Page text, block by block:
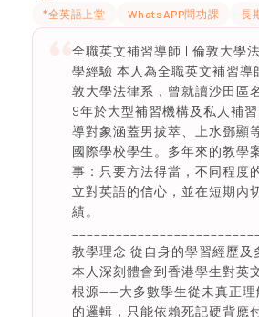
*全英語上堂 WhatsAPP問功課 長
全職英文補習導師 | 倫敦大學
學經驗 本人為全職英文補習導
敦大學法律系，曾就讀沙田區
9年於大型補習機構及私人補
導對象涵蓋男拔萃、上水鄧顯
國際學校學生。多年來的教學
事：只要方法得當，不同程度
立對英語的信心，並在短期內
績。
教學理念 從自身的學習經歷及
本人深刻體會到香港學生對英
根源——大多數學生從未真正理
的邏輯，只能依賴死記硬背應